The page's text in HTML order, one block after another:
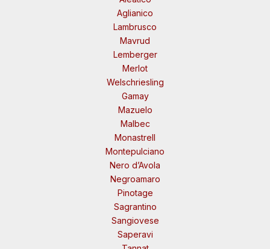
Aglianico
Lambrusco
Mavrud
Lemberger
Merlot
Welschriesling
Gamay
Mazuelo
Malbec
Monastrell
Montepulciano
Nero d’Avola
Negroamaro
Pinotage
Sagrantino
Sangiovese
Saperavi